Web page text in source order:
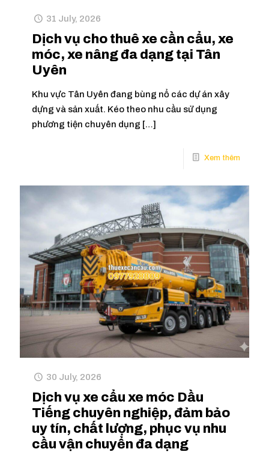
31 July, 2026
Dịch vụ cho thuê xe cần cẩu, xe
móc, xe nâng đa dạng tại Tân
Uyên
Khu vực Tân Uyên đang bùng nổ các dự án xây
dựng và sản xuất. Kéo theo nhu cầu sử dụng
phương tiện chuyên dụng […]
30 July, 2026
Dịch vụ xe cẩu xe móc Dầu
Tiếng chuyên nghiệp, đảm bảo
uy tín, chất lượng, phục vụ nhu
cầu vận chuyển đa dạng